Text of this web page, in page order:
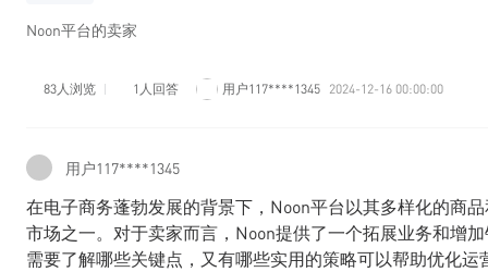
Noon平台的卖家
83人浏览 1人回答 用户117****1345 2024-12-16 00:00:00
用户117****1345
在电子商务蓬勃发展的背景下，Noon平台以其多样化的商
市场之一。对于卖家而言，Noon提供了一个拓展业务和增
需要了解哪些关键点，又有哪些实用的策略可以帮助优化